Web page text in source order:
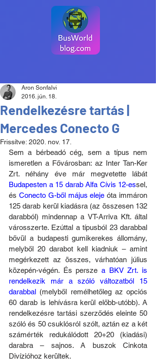
Rendelkezésre tartás |
Mercedes Conecto G
Aron Sonfalvi
2016. jún. 18.
Frissítve: 2020. nov. 17.
Sem a bérbeadó cég, sem a típus nem
ismeretlen a Fővárosban: az Inter Tan-Ker
Budapesten a 15 darab Alfa Cívis 12-essel,
és Conecto G-ből május eleje óta immáron
125 darab kerül kiadásra (az összesen 132
darabból) mindennap a VT-Arriva Kft. által
városszerte. Ezúttal a típusból 23 darabbal
bővül a budapesti gumikerekes állomány,
melyből 20 darabot kell kiadniuk – amint
megérkezett az összes, várhatóan július
közepén-végén. És persze a BKV Zrt. is
rendelkezik már a szóló változatból 15
darabbal (melyből remélhetőleg az opciós
60 darab is lehívásra kerül előbb-utóbb). A
rendelkezésre tartási szerződés eleinte 50
szóló és 50 csuklósról szólt, aztán ez a két
számérték redukálódott 20+20 (kiadási)
darabra – sajnos. A buszok Cinkota
Divízióhoz kerültek.